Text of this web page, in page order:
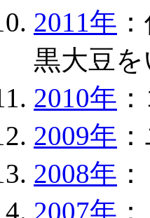
2011年
黒大豆を
2010年
2009年
2008年
2007年 ：